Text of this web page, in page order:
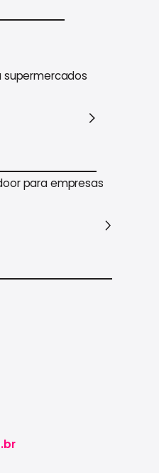
supermercados
supermercados
para empresas